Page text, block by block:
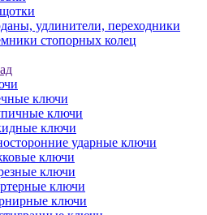
удлинители, переходники
стопорных колец
ключи
ключи
ключи
ударные ключи
ключи
ключи
ключи
ключи